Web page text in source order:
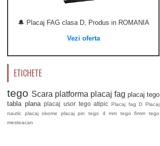
🔔 Placaj FAG clasa D, Produs in ROMANIA
Vezi oferta
ETICHETE
tego Scara platforma placaj fag placaj tego
tabla plana placaj usor tego atipic Placaj fag D Placaj
nautic
placaj okome placaj pin tego 4 mm tego 6mm
tego
mesteacan